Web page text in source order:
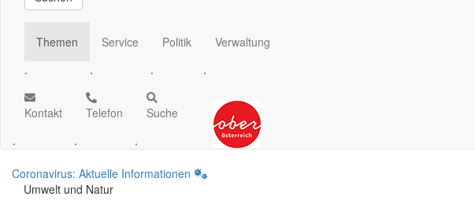
Themen
.
Service
.
Politik
.
Verwaltung
.
Kontakt
.
Telefon
.
Suche
.
Coronavirus: Aktuelle Informationen
Umwelt und Natur